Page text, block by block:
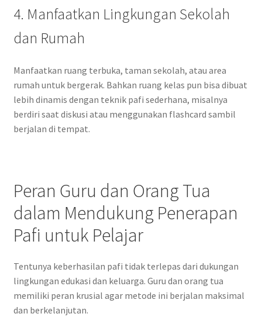
4. Manfaatkan Lingkungan Sekolah
dan Rumah
Manfaatkan ruang terbuka, taman sekolah, atau area
rumah untuk bergerak. Bahkan ruang kelas pun bisa dibuat
lebih dinamis dengan teknik pafi sederhana, misalnya
berdiri saat diskusi atau menggunakan flashcard sambil
berjalan di tempat.
Peran Guru dan Orang Tua
dalam Mendukung Penerapan
Pafi untuk Pelajar
Tentunya keberhasilan pafi tidak terlepas dari dukungan
lingkungan edukasi dan keluarga. Guru dan orang tua
memiliki peran krusial agar metode ini berjalan maksimal
dan berkelanjutan.